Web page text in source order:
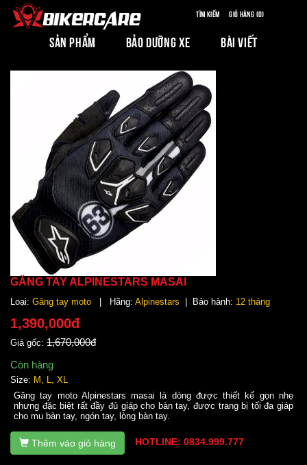
Tìm kiếm Giỏ hàng (0)
SẢN PHẨM BẢO DƯỠNG XE BÀI VIẾT
GĂNG TAY ALPINESTARS MASAI
Loại: Găng tay moto | Hãng: Alpinestars | Bảo hành: 12 tháng
1,390,000đ
Giá gốc: 1,670,000đ
Còn hàng
Size: M, L, XL
Găng tay moto Alpinestars masai là dòng được thiết kế gọn nhẹ
nhưng đặc biệt rất đầy đủ giáp cho bàn tay, được trang bị tối đa giáp
cho mu bàn tay, ngón tay, lòng bàn tay.
Thêm vào giỏ hàng HOTLINE: 0834.999.777